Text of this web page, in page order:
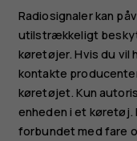
4G
Radiosignaler kan
utilstrækkeligt
køretøjer. Hvis du vil
kontakte
køretøjet. Kun
enheden i et køretøj.
forbundet med fare